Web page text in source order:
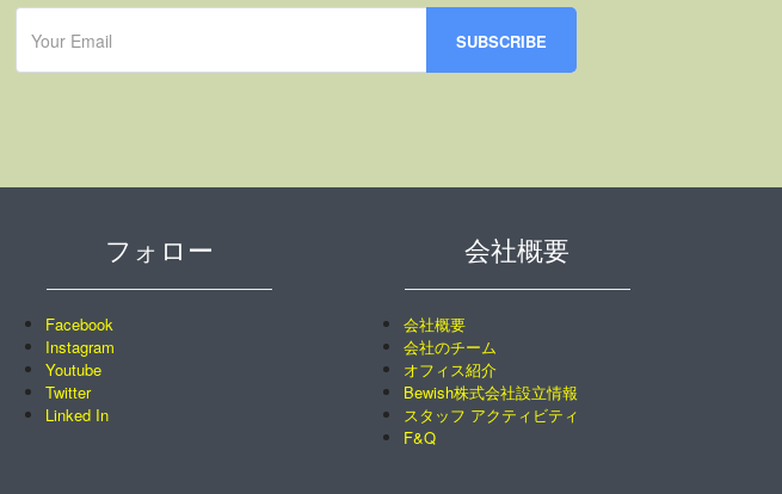
フォロー
Facebook
Instagram
Youtube
Twitter
Linked In
会社概要
会社概要
会社のチーム
オフィス紹介
Bewish株式会社設立情報
スタッフ アクティビティ
F&Q